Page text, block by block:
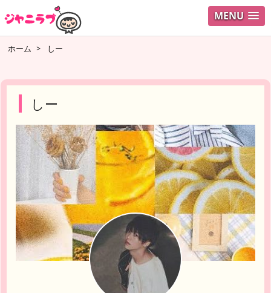
MENU ログイ
ホーム > しー
しー